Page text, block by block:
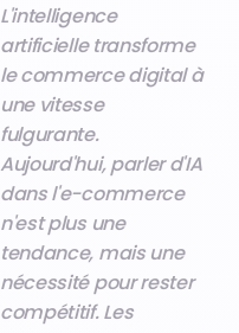
L'intelligence
artificielle transforme
le commerce digital à
une vitesse
fulgurante.
Aujourd'hui, parler d'IA
dans l'e-commerce
n'est plus une
tendance, mais une
nécessité pour rester
compétitif. Les